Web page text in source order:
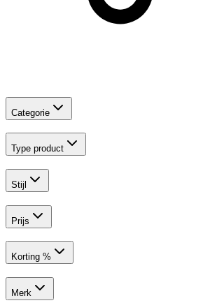
Categorie
Type product
Stijl
Prijs
Korting %
Merk